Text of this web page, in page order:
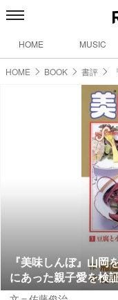
HOME MUSIC
HOME BOOK 書評
『美味しんぼ』山
にあった親子愛を検